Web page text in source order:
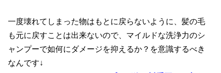
一度壊れてしまった物はもとに戻らないように、髪の毛
も元に戻すことは出来ないので、マイルドな洗浄力のシ
ャンプーで如何にダメージを抑えるか？を意識するべき
なんです↓